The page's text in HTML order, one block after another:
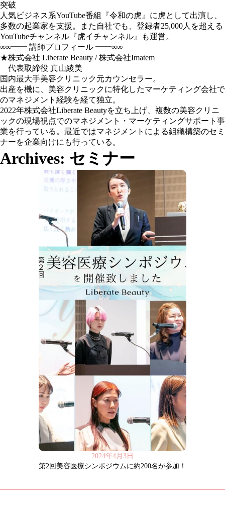
突破
人気ビジネス系YouTube番組『令和の虎』に虎として出演し、
多数の起業家を支援。また自社でも、登録者25,000人を超える
YouTubeチャンネル『虎イチャンネル』も運営。
∞∞━━ 講師プロフィール ━━∞∞
★株式会社 Liberate Beauty / 株式会社Imatem
代表取締役 真山綾美
国内最大手美容クリニック元カウンセラー。
出産を機に、美容クリニックに特化したマーケティング会社で
のマネジメント経験を経て独立。
2022年株式会社Liberate Beautyを立ち上げ、複数の美容クリニ
ックの現場視点でのマネジメント・マーケティングサポート事
業を行っている。最近ではマネジメントによる組織構築のセミ
ナーを企業向けにも行っている。
Archives: セミナー
2024年4月3日
第2回美容医療シンポジウムに約200名が参加！